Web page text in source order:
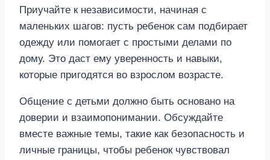
Приучайте к независимости, начиная с
маленьких шагов: пусть ребенок сам подбирает
одежду или помогает с простыми делами по
дому. Это даст ему уверенность и навыки,
которые пригодятся во взрослом возрасте.
Общение с детьми должно быть основано на
доверии и взаимопонимании. Обсуждайте
вместе важные темы, такие как безопасность и
личные границы, чтобы ребенок чувствовал